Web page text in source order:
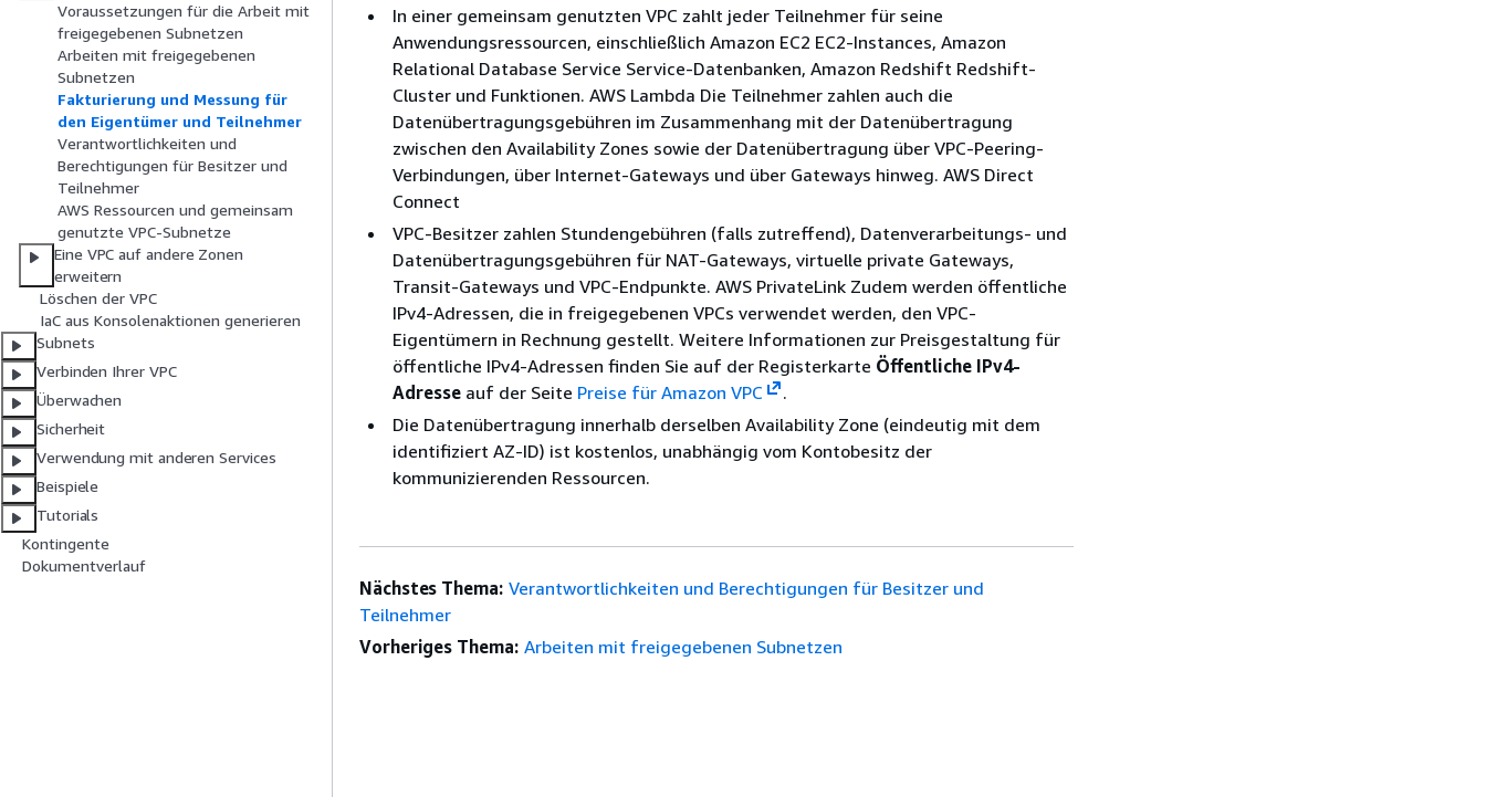
Voraussetzungen für die Arbeit mit
freigegebenen Subnetzen
Arbeiten mit freigegebenen
Subnetzen
Fakturierung und Messung für
den Eigentümer und Teilnehmer
Verantwortlichkeiten und
Berechtigungen für Besitzer und
Teilnehmer
AWS Ressourcen und gemeinsam
genutzte VPC-Subnetze
Eine VPC auf andere Zonen
erweitern
Löschen der VPC
IaC aus Konsolenaktionen generieren
Subnets
Verbinden Ihrer VPC
Überwachen
Sicherheit
Verwendung mit anderen Services
Beispiele
Tutorials
Kontingente
Dokumentverlauf
In einer gemeinsam genutzten VPC zahlt jeder Teilnehmer für seine
Anwendungsressourcen, einschließlich Amazon EC2 EC2-Instances, Amazon
Relational Database Service Service-Datenbanken, Amazon Redshift Redshift-
Cluster und Funktionen. AWS Lambda Die Teilnehmer zahlen auch die
Datenübertragungsgebühren im Zusammenhang mit der Datenübertragung
zwischen den Availability Zones sowie der Datenübertragung über VPC-Peering-
Verbindungen, über Internet-Gateways und über Gateways hinweg. AWS Direct
Connect
VPC-Besitzer zahlen Stundengebühren (falls zutreffend), Datenverarbeitungs- und
Datenübertragungsgebühren für NAT-Gateways, virtuelle private Gateways,
Transit-Gateways und VPC-Endpunkte. AWS PrivateLink Zudem werden öffentliche
IPv4-Adressen, die in freigegebenen VPCs verwendet werden, den VPC-
Eigentümern in Rechnung gestellt. Weitere Informationen zur Preisgestaltung für
öffentliche IPv4-Adressen finden Sie auf der Registerkarte Öffentliche IPv4-
Adresse auf der Seite Preise für Amazon VPC
.
Die Datenübertragung innerhalb derselben Availability Zone (eindeutig mit dem
identifiziert AZ-ID) ist kostenlos, unabhängig vom Kontobesitz der
kommunizierenden Ressourcen.
Nächstes Thema: Verantwortlichkeiten und Berechtigungen für Besitzer und
Teilnehmer
Vorheriges Thema: Arbeiten mit freigegebenen Subnetzen